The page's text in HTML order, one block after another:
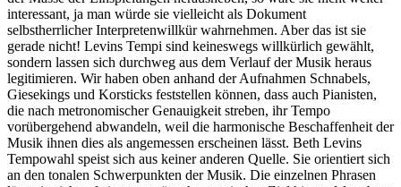
interessant, ja man würde sie vielleicht als Dokument
selbstherrlicher Interpretenwillkür wahrnehmen. Aber das ist sie
gerade nicht! Levins Tempi sind keineswegs willkürlich gewählt,
sondern lassen sich durchweg aus dem Verlauf der Musik heraus
legitimieren. Wir haben oben anhand der Aufnahmen Schnabels,
Giesekings und Korsticks feststellen können, dass auch Pianisten,
die nach metronomischer Genauigkeit streben, ihr Tempo
vorübergehend abwandeln, weil die harmonische Beschaffenheit der
Musik ihnen dies als angemessen erscheinen lässt. Beth Levins
Tempowahl speist sich aus keiner anderen Quelle. Sie orientiert sich
an den tonalen Schwerpunkten der Musik. Die einzelnen Phrasen